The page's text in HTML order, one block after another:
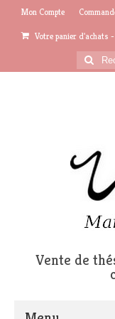
Mon Compte
Votre panier d'achats -
:
Vente de